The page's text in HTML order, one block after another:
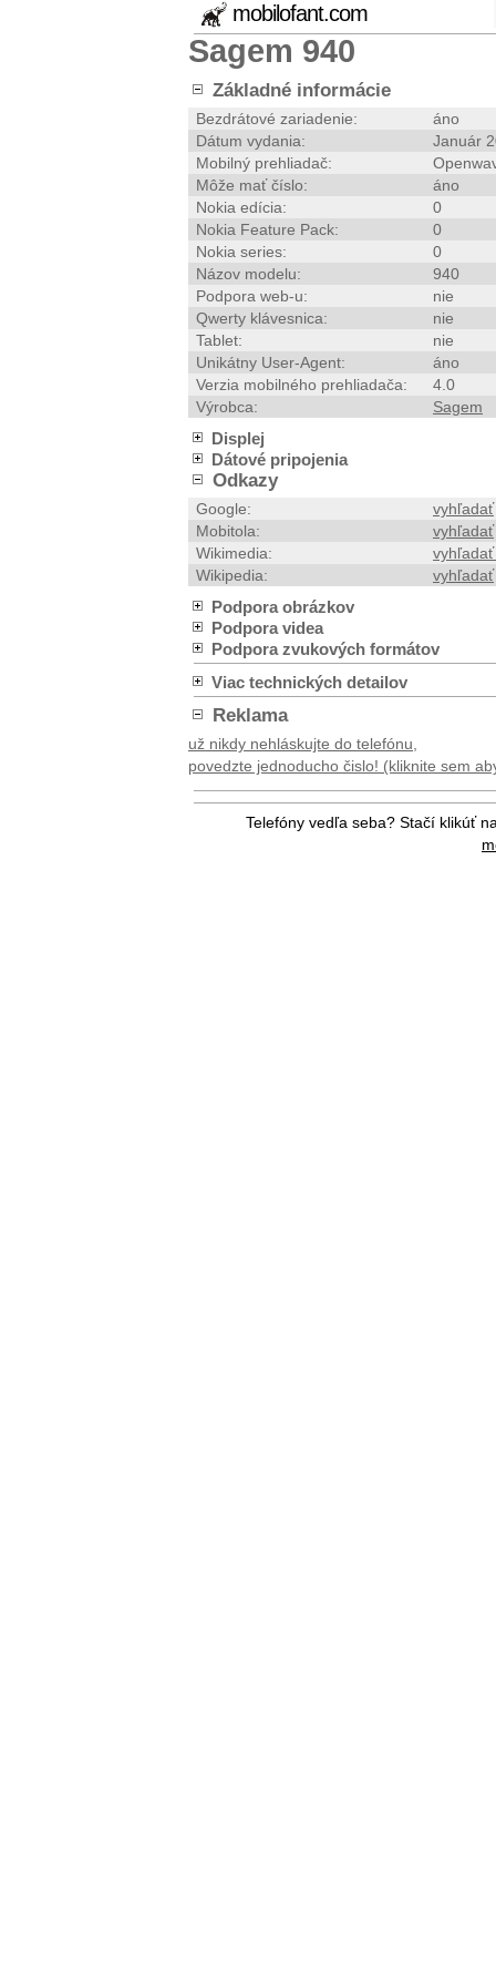
mobilofant.com
Sagem 940
Základné informácie
Bezdrátové zariadenie:
áno
Dátum vydania:
Január
Mobilný prehliadač:
Môže mať číslo:
áno
Nokia edícia:
0
Nokia Feature Pack:
0
Nokia series:
0
Názov modelu:
940
Podpora web-u:
nie
Qwerty klávesnica:
nie
Tablet:
nie
Unikátny User-Agent:
áno
Verzia mobilného prehliadača:
4.0
Výrobca:
Sagem
Displej
Dátové pripojenia
Odkazy
Google:
vyhľadať
Mobitola:
vyhľadať
Wikimedia:
Wikipedia:
vyhľadať
Podpora obrázkov
Podpora videa
Podpora zvukových formátov
Viac technických detailov
Reklama
už nikdy nehláskujte do telefónu,
povedzte jednoducho čislo! (kliknite sem
Telefóny vedľa seba? Stačí klikúť